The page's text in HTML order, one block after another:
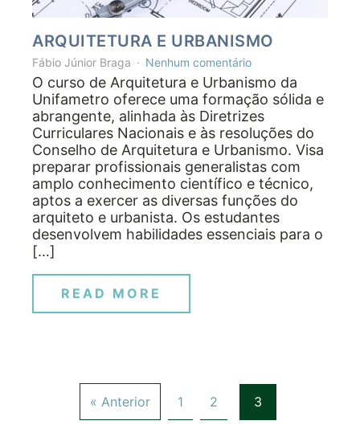
ARQUITETURA E URBANISMO
Fábio Júnior Braga Nenhum comentário
O curso de Arquitetura e Urbanismo da
Unifametro oferece uma formação sólida e
abrangente, alinhada às Diretrizes
Curriculares Nacionais e às resoluções do
Conselho de Arquitetura e Urbanismo. Visa
preparar profissionais generalistas com
amplo conhecimento científico e técnico,
aptos a exercer as diversas funções do
arquiteto e urbanista. Os estudantes
desenvolvem habilidades essenciais para o
[…]
READ MORE
« Anterior 1 2 3